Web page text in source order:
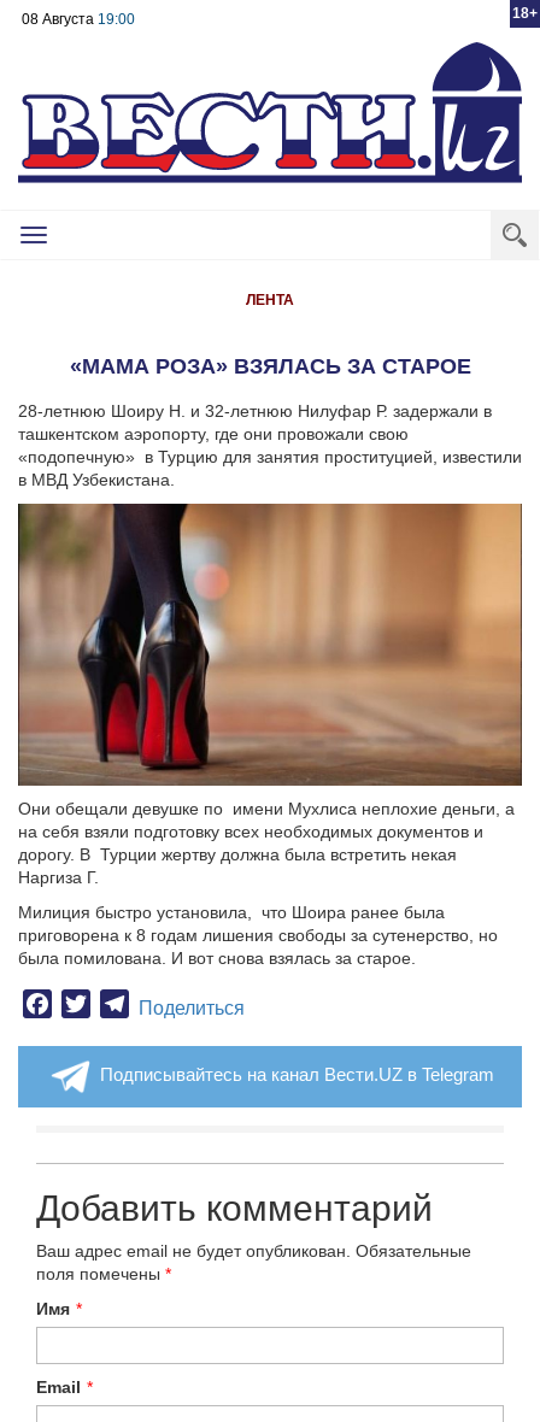
18+
08 Августа 19:00
Toggle
ЛЕНТА
«МАМА РОЗА» ВЗЯЛАСЬ ЗА СТАРОЕ
28-летнюю Шоиру Н. и 32-летнюю Нилуфар Р. задержали в
ташкентском аэропорту, где они провожали свою
«подопечную» в Турцию для занятия проституцией, известили
в МВД Узбекистана.
Они обещали девушке по имени Мухлиса неплохие деньги, а
на себя взяли подготовку всех необходимых документов и
дорогу. В Турции жертву должна была встретить некая
Наргиза Г.
Милиция быстро установила, что Шоира ранее была
приговорена к 8 годам лишения свободы за сутенерство, но
была помилована. И вот снова взялась за старое.
Facebook
TwitterTelegram
Поделиться
Подписывайтесь на канал Вести.UZ в Telegram
Добавить комментарий
Ваш адрес email не будет опубликован. Обязательные
поля помечены *
Имя *
Email *